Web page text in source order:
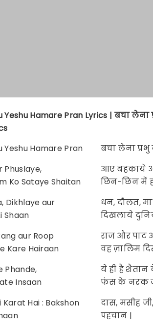
Yeshu Hamare Pran Lyrics | बचा लेना
Yeshu Hamare Pran
Phuslaye,
Ko Sataye Shaitan
Dikhlaye aur
Shaan
aur Roop
Kare Hairaan
Phande,
Insaan
Karat Hai : Bakshon
बचा लेना प्रभु
आए बहकाये
छिन-छिन में
धन, दौलत,
दिखलाये
राज और
वह ज़ालिम
ये ही है
फंस के नरक
दास, मसीह
पहचान |